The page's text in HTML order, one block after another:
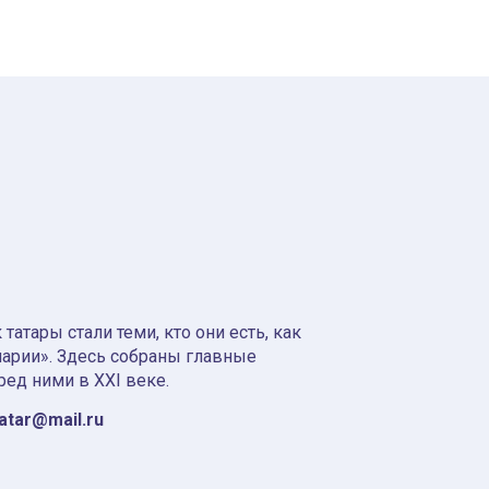
стали теми, кто они есть, как
Здесь собраны главные
ними в XXI веке.